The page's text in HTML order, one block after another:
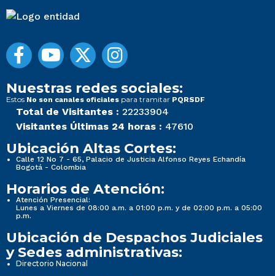
Nuestras redes sociales:
Estos No son canales oficiales para tramitar PQRSDF
Total de Visitantes : 22233904
Visitantes Últimas 24 horas : 47610
Ubicación Altas Cortes:
Calle 12 No 7 - 65, Palacio de Justicia Alfonso Reyes Echandía
Bogotá - Colombia
Horarios de Atención:
Atención Presencial:
Lunes a Viernes de 08:00 a.m. a 01:00 p.m. y de 02:00 p.m. a 05:00
p.m.
Ubicación de Despachos Judiciales
y Sedes administrativas:
Directorio Nacional